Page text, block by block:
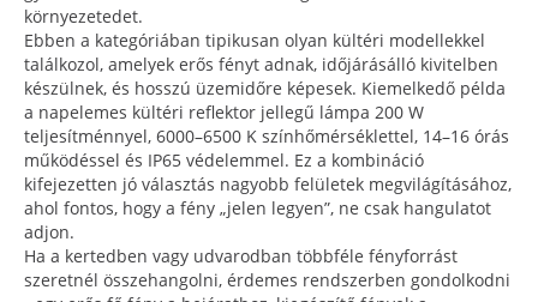
környezetedet.
Ebben a kategóriában tipikusan olyan kültéri modellekkel
találkozol, amelyek erős fényt adnak, időjárásálló kivitelben
készülnek, és hosszú üzemidőre képesek. Kiemelkedő példa
a napelemes kültéri reflektor jellegű lámpa 200 W
teljesítménnyel, 6000–6500 K színhőmérséklettel, 14–16 órás
működéssel és IP65 védelemmel. Ez a kombináció
kifejezetten jó választás nagyobb felületek megvilágításához,
ahol fontos, hogy a fény „jelen legyen”, ne csak hangulatot
adjon.
Ha a kertedben vagy udvarodban többféle fényforrást
szeretnél összehangolni, érdemes rendszerben gondolkodni